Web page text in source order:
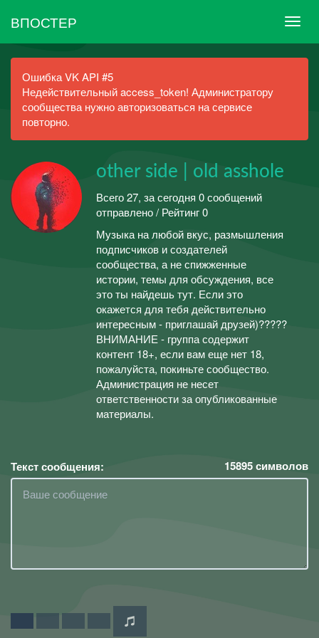
ВПОСТЕР
Ошибка VK API #5
Недействительный access_token! Администратору
сообщества нужно авторизоваться на сервисе
повторно.
other side | old asshole
Всего 27, за сегодня 0 сообщений
отправлено / Рейтинг 0
Музыка на любой вкус, размышления
подписчиков и создателей
сообщества, а не спижженные
истории, темы для обсуждения, все
это ты найдешь тут. Если это
окажется для тебя действительно
интересным - приглашай друзей)?????
ВНИМАНИЕ - группа содержит
контент 18+, если вам еще нет 18,
пожалуйста, покиньте сообщество.
Администрация не несет
ответственности за опубликованные
материалы.
Текст сообщения: 15895символов